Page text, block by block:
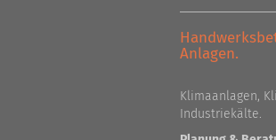
Anlagen.
Klimaanlagen,
Industriekälte.